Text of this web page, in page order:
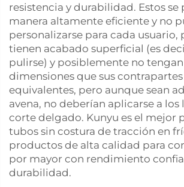
resistencia y durabilidad. Estos
manera altamente eficiente y no
personalizarse para cada usuario,
tienen acabado superficial (es
pulirse) y posiblemente no
dimensiones que sus contrapartes
equivalentes, pero aunque sean
avena, no deberían aplicarse a
corte delgado. Kunyu es el mejor
tubos sin costura de tracción en
productos de alta calidad para
por mayor con rendimiento
durabilidad.